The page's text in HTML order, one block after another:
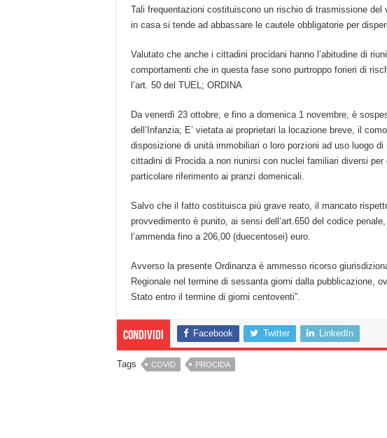
Tali frequentazioni costituiscono un rischio di trasmissione
in casa si tende ad abbassare le cautele obbligatorie per
Valutato che anche i cittadini procidani hanno l’abitudine di
comportamenti che in questa fase sono purtroppo forieri di
l’art. 50 del TUEL; ORDINA
Da venerdì 23 ottobre, e fino a domenica 1 novembre, è
dell’Infanzia; E’ vietata ai proprietari la locazione breve, il
disposizione di unità immobiliari o loro porzioni ad uso luogo
cittadini di Procida a non riunirsi con nuclei familiari diversi
particolare riferimento ai pranzi domenicali.
Salvo che il fatto costituisca più grave reato, il mancato
provvedimento è punito, ai sensi dell’art.650 del codice
l’ammenda fino a 206,00 (duecentosei) euro.
Avverso la presente Ordinanza è ammesso ricorso
Regionale nel termine di sessanta giorni dalla pubblicazione,
Stato entro il termine di giorni centoventi”.
Condividi Facebook Twitter LinkedIn
Tags COVID PROCIDA